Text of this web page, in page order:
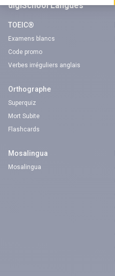
digiSchool Langues
TOEIC®
Examens blancs
Code promo
Verbes irréguliers anglais
Orthographe
Superquiz
Mort Subite
Flashcards
Mosalingua
Mosalingua